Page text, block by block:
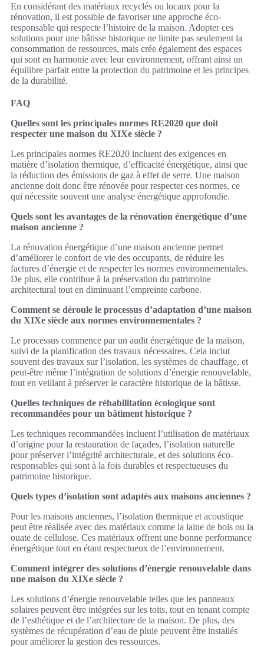
En considérant des matériaux recyclés ou locaux pour la
rénovation, il est possible de favoriser une approche éco-
responsable qui respecte l’histoire de la maison. Adopter ces
solutions pour une bâtisse historique ne limite pas seulement la
consommation de ressources, mais crée également des espaces
qui sont en harmonie avec leur environnement, offrant ainsi un
équilibre parfait entre la protection du patrimoine et les principes
de la durabilité.
FAQ
Quelles sont les principales normes RE2020 que doit
respecter une maison du XIXe siècle ?
Les principales normes RE2020 incluent des exigences en
matière d’isolation thermique, d’efficacité énergétique, ainsi que
la réduction des émissions de gaz à effet de serre. Une maison
ancienne doit donc être rénovée pour respecter ces normes, ce
qui nécessite souvent une analyse énergétique approfondie.
Quels sont les avantages de la rénovation énergétique d’une
maison ancienne ?
La rénovation énergétique d’une maison ancienne permet
d’améliorer le confort de vie des occupants, de réduire les
factures d’énergie et de respecter les normes environnementales.
De plus, elle contribue à la préservation du patrimoine
architectural tout en diminuant l’empreinte carbone.
Comment se déroule le processus d’adaptation d’une maison
du XIXe siècle aux normes environnementales ?
Le processus commence par un audit énergétique de la maison,
suivi de la planification des travaux nécessaires. Cela inclut
souvent des travaux sur l’isolation, les systèmes de chauffage, et
peut-être même l’intégration de solutions d’énergie renouvelable,
tout en veillant à préserver le caractère historique de la bâtisse.
Quelles techniques de réhabilitation écologique sont
recommandées pour un bâtiment historique ?
Les techniques recommandées incluent l’utilisation de matériaux
d’origine pour la restauration de façades, l’isolation naturelle
pour préserver l’intégrité architecturale, et des solutions éco-
responsables qui sont à la fois durables et respectueuses du
patrimoine historique.
Quels types d’isolation sont adaptés aux maisons anciennes ?
Pour les maisons anciennes, l’isolation thermique et acoustique
peut être réalisée avec des matériaux comme la laine de bois ou la
ouate de cellulose. Ces matériaux offrent une bonne performance
énergétique tout en étant respectueux de l’environnement.
Comment intégrer des solutions d’énergie renouvelable dans
une maison du XIXe siècle ?
Les solutions d’énergie renouvelable telles que les panneaux
solaires peuvent être intégrées sur les toits, tout en tenant compte
de l’esthétique et de l’architecture de la maison. De plus, des
systèmes de récupération d’eau de pluie peuvent être installés
pour améliorer la gestion des ressources.